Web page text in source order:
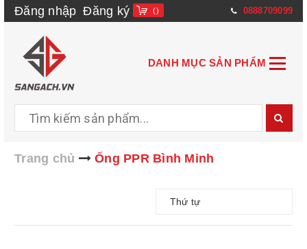
Đăng nhập Đăng ký () 0888709099
DANH MỤC SẢN PHẨM
Trang chủ Ống PPR Bình Minh
Thứ tự